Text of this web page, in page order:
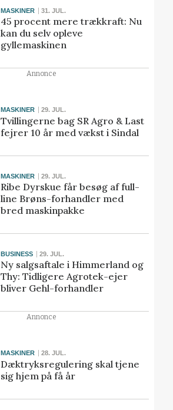
MASKINER 31. JUL.
45 procent mere trækkraft: Nu
kan du selv opleve
gyllemaskinen
Annonce
MASKINER 29. JUL.
Tvillingerne bag SR Agro & Last
fejrer 10 år med vækst i Sindal
MASKINER 29. JUL.
Ribe Dyrskue får besøg af full-
line Brøns-forhandler med
bred maskinpakke
BUSINESS 29. JUL.
Ny salgsaftale i Himmerland og
Thy: Tidligere Agrotek-ejer
bliver Gehl-forhandler
Annonce
MASKINER 28. JUL.
Dæktryksregulering skal tjene
sig hjem på få år